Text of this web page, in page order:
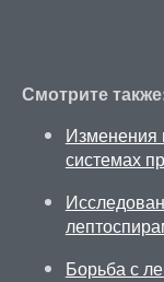
Смотрите
Изменения
системах
Борьба с